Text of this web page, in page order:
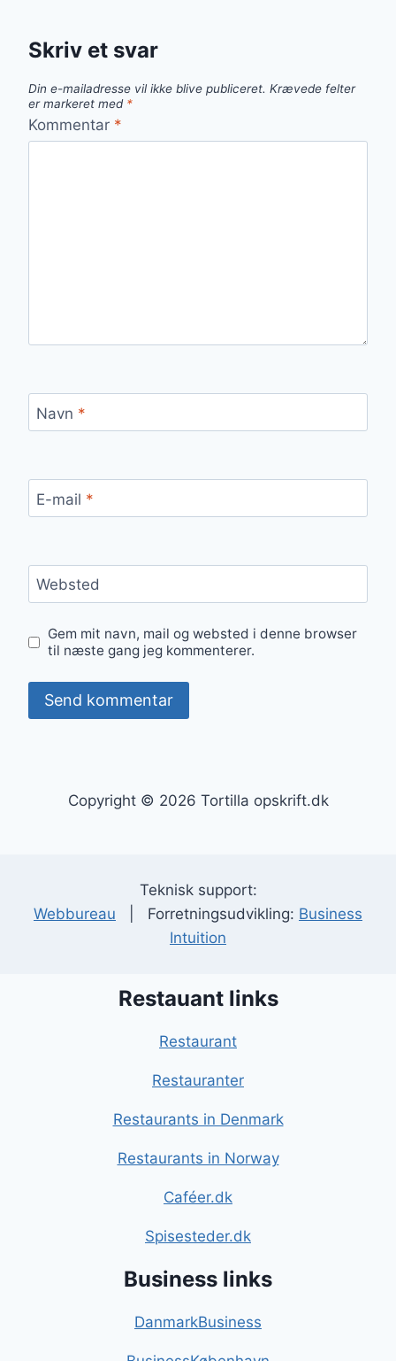
Skriv et svar
Din e-mailadresse vil ikke blive publiceret. Krævede felter
er markeret med *
Kommentar *
Navn *
E-mail *
Websted
Gem mit navn, mail og websted i denne browser
til næste gang jeg kommenterer.
Copyright © 2026 Tortilla opskrift.dk
Teknisk support:
Webbureau | Forretningsudvikling: Business
Intuition
Restauant links
Restaurant
Restauranter
Restaurants in Denmark
Restaurants in Norway
Caféer.dk
Spisesteder.dk
Business links
DanmarkBusiness